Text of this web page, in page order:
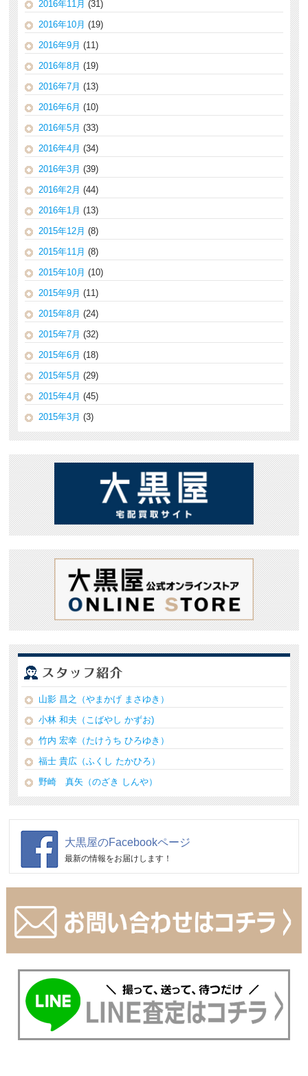
2016年11月 (31)
2016年10月 (19)
2016年9月 (11)
2016年8月 (19)
2016年7月 (13)
2016年6月 (10)
2016年5月 (33)
2016年4月 (34)
2016年3月 (39)
2016年2月 (44)
2016年1月 (13)
2015年12月 (8)
2015年11月 (8)
2015年10月 (10)
2015年9月 (11)
2015年8月 (24)
2015年7月 (32)
2015年6月 (18)
2015年5月 (29)
2015年4月 (45)
2015年3月 (3)
山影 昌之（やまかげ まさゆき）
小林 和夫（こばやし かずお)
竹内 宏幸（たけうち ひろゆき）
福士 貴広（ふくし たかひろ）
野崎 真矢（のざき しんや）
大黒屋のFacebookページ
最新の情報をお届けします！